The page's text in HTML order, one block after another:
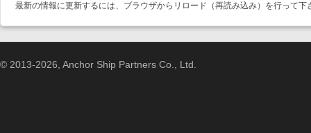
最新の情報に更新するには、ブラウザからリロード（再読み込み）を行って下
© 2013-2026, Anchor Ship Partners Co., Ltd.